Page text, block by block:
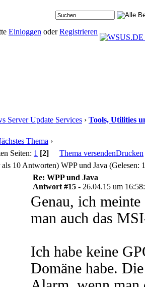
Einloggen oderRegistrieren
Server Update Services › Tools, Utilities
Thema ›
Seiten: 1 [2] Thema versendenDrucken
WPP und Java (Gelesen:
Re: WPP und Java
Antwort #15 - 26.04.15 um
Genau, ich
man auch das
Ich habe keine
Domäne habe.